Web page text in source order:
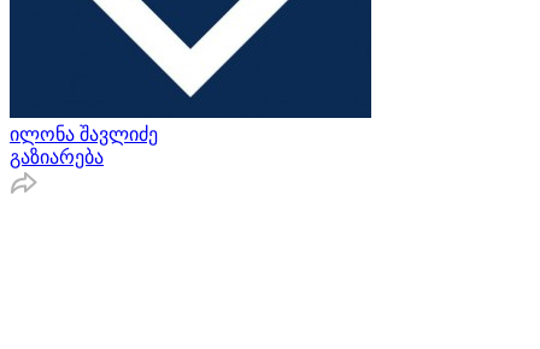
ილონა შავლიძე
გაზიარება